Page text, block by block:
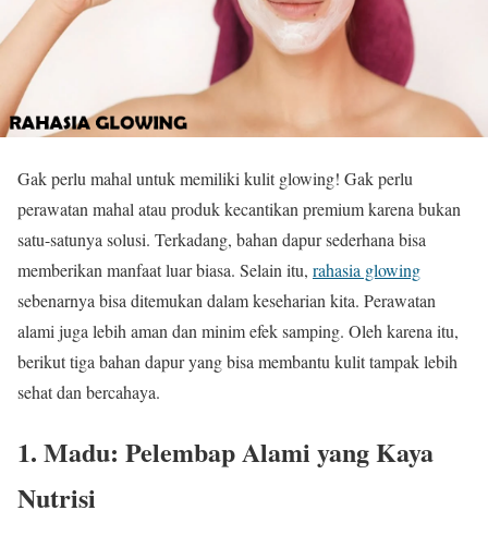
Gak perlu mahal untuk memiliki kulit glowing! Gak perlu
perawatan mahal atau produk kecantikan premium karena bukan
satu-satunya solusi. Terkadang, bahan dapur sederhana bisa
memberikan manfaat luar biasa. Selain itu, rahasia glowing
sebenarnya bisa ditemukan dalam keseharian kita. Perawatan
alami juga lebih aman dan minim efek samping. Oleh karena itu,
berikut tiga bahan dapur yang bisa membantu kulit tampak lebih
sehat dan bercahaya.
1. Madu: Pelembap Alami yang Kaya
Nutrisi